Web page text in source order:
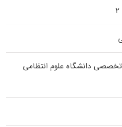
داﻧﺸﮕﺎه ﻋﻠﻮم انتظامی